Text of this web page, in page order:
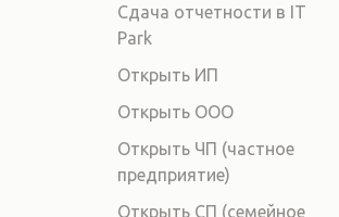
Сдача отчетности в IT
Park
Открыть ИП
Открыть ООО
Открыть ЧП (частное
предприятие)
Открыть СП (семейное